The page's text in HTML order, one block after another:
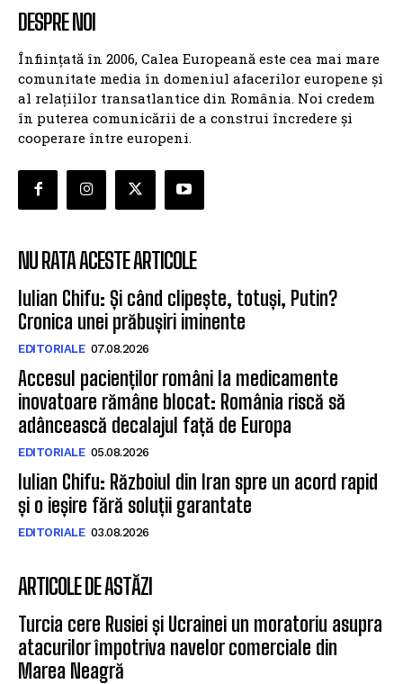
DESPRE NOI
Înființată în 2006, Calea Europeană este cea mai mare
comunitate media în domeniul afacerilor europene și
al relațiilor transatlantice din România. Noi credem
în puterea comunicării de a construi încredere și
cooperare între europeni.
NU RATA ACESTE ARTICOLE
Iulian Chifu: Și când clipește, totuși, Putin?
Cronica unei prăbușiri iminente
EDITORIALE 07.08.2026
Accesul pacienților români la medicamente
inovatoare rămâne blocat: România riscă să
adâncească decalajul față de Europa
EDITORIALE 05.08.2026
Iulian Chifu: Războiul din Iran spre un acord rapid
și o ieșire fără soluții garantate
EDITORIALE 03.08.2026
ARTICOLE DE ASTĂZI
Turcia cere Rusiei și Ucrainei un moratoriu asupra
atacurilor împotriva navelor comerciale din
Marea Neagră